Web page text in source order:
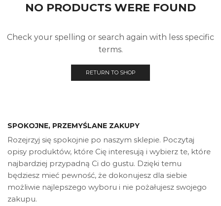
NO PRODUCTS WERE FOUND
Check your spelling or search again with less specific
terms.
RETURN TO SHOP
SPOKOJNE, PRZEMYŚLANE ZAKUPY
Rozejrzyj się spokojnie po naszym sklepie. Poczytaj
opisy produktów, które Cię interesują i wybierz te, które
najbardziej przypadną Ci do gustu. Dzięki temu
będziesz mieć pewność, że dokonujesz dla siebie
możliwie najlepszego wyboru i nie pożałujesz swojego
zakupu.